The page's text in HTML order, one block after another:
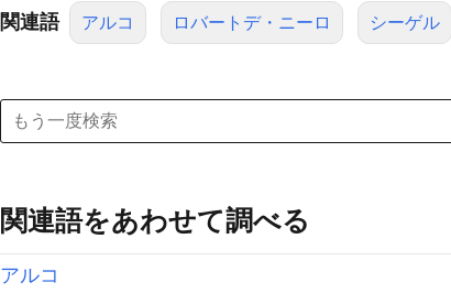
関連語 アルコ ロバートデ・ニーロ シーゲル
関連語をあわせて調べる
アルコ